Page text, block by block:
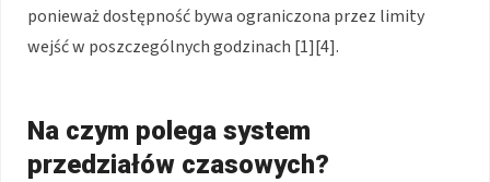
ponieważ dostępność bywa ograniczona przez limity
wejść w poszczególnych godzinach [1][4].
Na czym polega system
przedziałów czasowych?